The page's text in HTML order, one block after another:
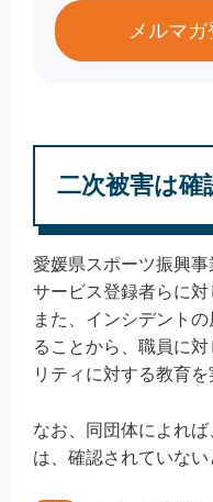
メルマ
二次被害は確
愛媛県スポーツ振興
サービス登録者らに対
また、インシデント
ることから、職員に
リティに対する教育
なお、同団体によれ
は、確認されていない